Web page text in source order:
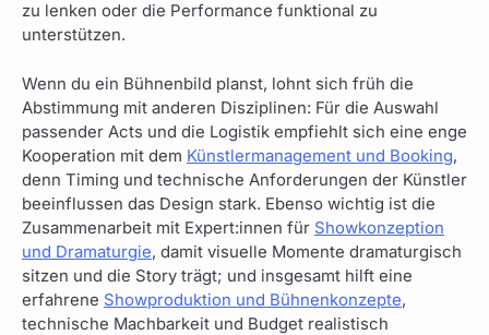
zu lenken oder die Performance funktional zu
unterstützen.
Wenn du ein Bühnenbild planst, lohnt sich früh die
Abstimmung mit anderen Disziplinen: Für die Auswahl
passender Acts und die Logistik empfiehlt sich eine enge
Kooperation mit dem Künstlermanagement und Booking,
denn Timing und technische Anforderungen der Künstler
beeinflussen das Design stark. Ebenso wichtig ist die
Zusammenarbeit mit Expert:innen für Showkonzeption
und Dramaturgie, damit visuelle Momente dramaturgisch
sitzen und die Story trägt; und insgesamt hilft eine
erfahrene Showproduktion und Bühnenkonzepte,
technische Machbarkeit und Budget realistisch